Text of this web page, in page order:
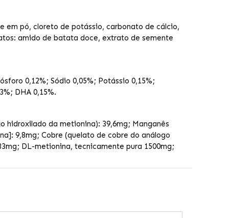
em pó, cloreto de potássio, carbonato de cálcio,
amido de batata doce, extrato de semente
0,12%; Sódio 0,05%; Potássio 0,15%;
DHA 0,15%.
hidroxilado da metionina): 39,6mg; Manganês
9,8mg; Cobre (quelato de cobre do análogo
DL-metionina, tecnicamente pura 1500mg;